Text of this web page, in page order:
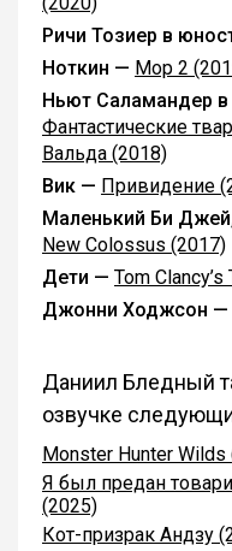
Ричи Тозиер в
Ноткин — Мор 2
Ньют Саламандер
Фантастические
Вальда (2018)
Вик — Привидение
Маленький Би
New Colossus (2017)
Дети — Tom
Джонни Ходжсон —
Даниил Бледный
озвучке
Monster Hunter Wilds
Я был предан
(2025)
Кот-призрак Андзу